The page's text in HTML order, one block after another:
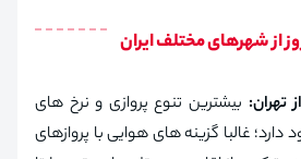
از شهرهای مختلف ایران
تهران: بیشترین تنوع پروازی و نرخ‌ های
غالبا گزینه‌ های هوایی با پروازهای